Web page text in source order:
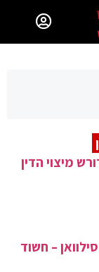
מיצוי הדין
– חשוד